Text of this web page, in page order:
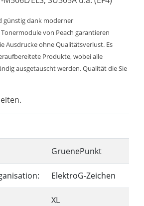
günstig dank moderner
von Peach garantieren
Ausdrucke ohne Qualitätsverlust. Es
Produkte, wobei alle
ausgetauscht werden. Qualität die Sie
GruenePunkt
ElektroG-Zeichen
XL